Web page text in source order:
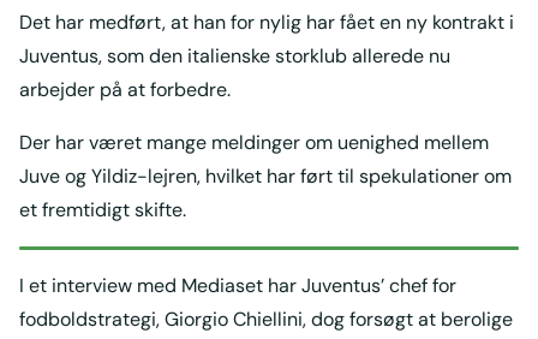
Det har medført, at han for nylig har fået en ny kontrakt i
Juventus, som den italienske storklub allerede nu
arbejder på at forbedre.
Der har været mange meldinger om uenighed mellem
Juve og Yildiz-lejren, hvilket har ført til spekulationer om
et fremtidigt skifte.
I et interview med Mediaset har Juventus’ chef for
fodboldstrategi, Giorgio Chiellini, dog forsøgt at berolige